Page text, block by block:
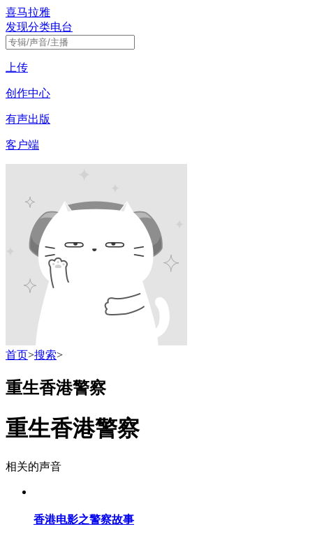
喜马拉雅
发现分类电台
上传
创作中心
有声出版
客户端
首页>搜索>
重生香港警察
重生香港警察
相关的声音
香港电影之警察故事